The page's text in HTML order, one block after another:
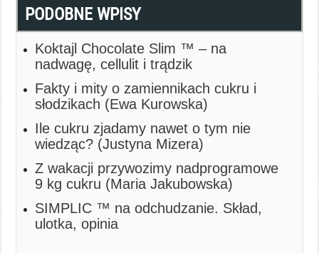
PODOBNE WPISY
Koktajl Chocolate Slim ™ – na
nadwagę, cellulit i trądzik
Fakty i mity o zamiennikach cukru i
słodzikach (Ewa Kurowska)
Ile cukru zjadamy nawet o tym nie
wiedząc? (Justyna Mizera)
Z wakacji przywozimy nadprogramowe
9 kg cukru (Maria Jakubowska)
SIMPLIC ™ na odchudzanie. Skład,
ulotka, opinia